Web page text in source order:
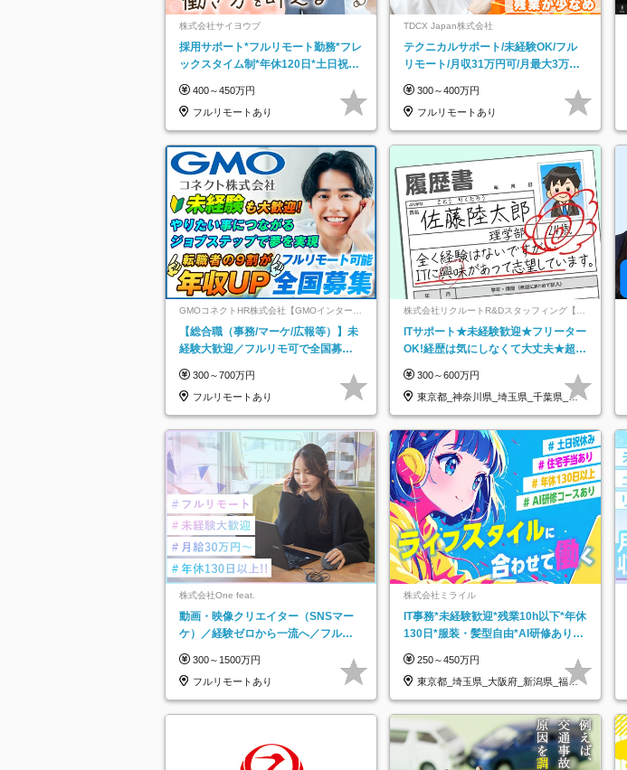
株式会社サイヨウブ
採用サポート*フルリモート勤務*フレ
ックスタイム制*年休120日*土日祝休
400～450万円
フルリモートあり
TDCX Japan株式会社
テクニカルサポート/未経験OK/フル
リモート/月収31万円可/月最大3万の
300～400万円
フルリモートあり
GMOコネクトHR株式会社【GMOインターネ
ットグループ】
【総合職（事務/マーケ/広報等）】未
経験大歓迎／フルリモ可で全国募
★
300～700万円
フルリモートあり
株式会社リクルートR&Dスタッフィング【リ
クルートグループ】
ITサポート★未経験歓迎★フリーター
OK!経歴は気にしなくて大丈夫★超大
300～600万円
東京都_神奈川県_埼玉県_千葉県_大
阪府…
株式会社One feat.
動画・映像クリエイター（SNSマー
ケ）／経験ゼロから一流へ／フルリ
日以上
300～1500万円
フルリモートあり
株式会社ミライル
IT事務*未経験歓迎*残業10h以下*年休
130日*服装・髪型自由*AI研修あり*
250～450万円
東京都_埼玉県_大阪府_新潟県_福岡
県